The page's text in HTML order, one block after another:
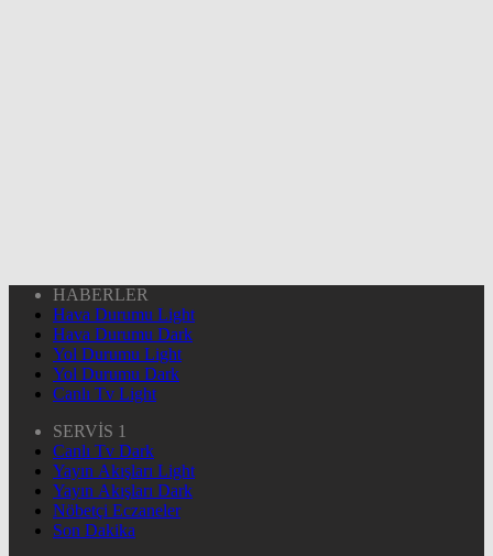
HABERLER
Hava Durumu Light
Hava Durumu Dark
Yol Durumu Light
Yol Durumu Dark
Canlı Tv Light
SERVİS 1
Canlı Tv Dark
Yayın Akışları Light
Yayın Akışları Dark
Nöbetçi Eczaneler
Son Dakika